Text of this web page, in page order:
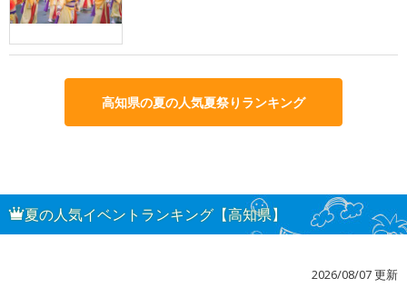
高知県の夏の人気夏祭りランキング
夏の人気イベントランキング【高知県】
2026/08/07 更新